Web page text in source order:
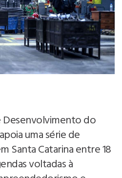
Desenvolvimento do
uma série de
Santa Catarina entre 18
voltadas à